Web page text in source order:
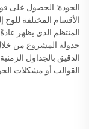
الجودة: الحصول على
الأقسام المختلفة
المنتظم الذي يظهر
جدولة المشروع من خلال
الدقيق بالجداول
القوالب أو مشكلات